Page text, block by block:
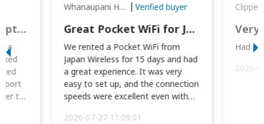
This was wonderful option to a family of four. Everything worked smoothly.
a
to
Whanaupani Henry Joseph Macown Verified buyer
Great Pocket WiFi for Japan Travel
We rented a Pocket WiFi from
Japan Wireless for 15 days and had
a great experience. It was very
easy to set up, and the connection
speeds were excellent even with
2026-07-27 11:09:01
Very
Had
2026-